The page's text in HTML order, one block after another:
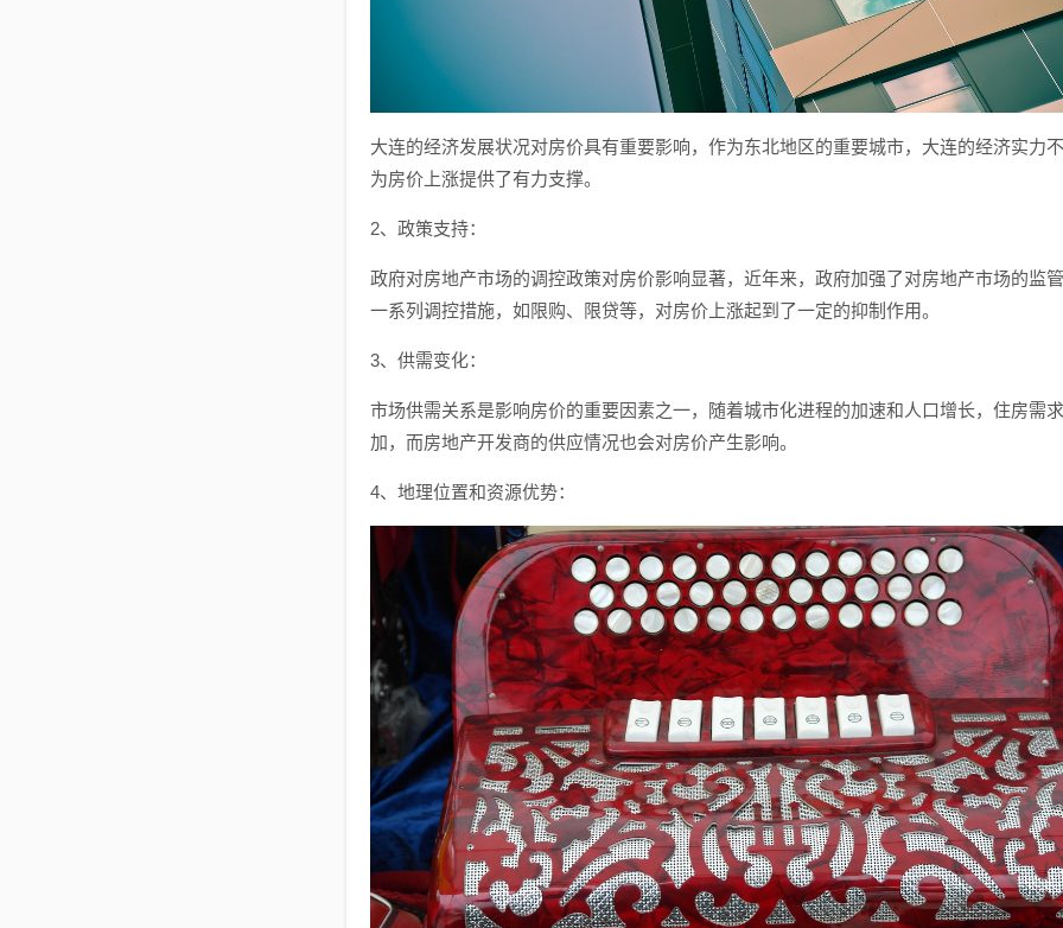
大连的经济发展状况对房价具有重要影响，作为东北地区的重要城市，大连的经济实力
为房价上涨提供了有力支撑。
2、政策支持：
政府对房地产市场的调控政策对房价影响显著，近年来，政府加强了对房地产市场的监
一系列调控措施，如限购、限贷等，对房价上涨起到了一定的抑制作用。
3、供需变化：
市场供需关系是影响房价的重要因素之一，随着城市化进程的加速和人口增长，住房需
加，而房地产开发商的供应情况也会对房价产生影响。
4、地理位置和资源优势：